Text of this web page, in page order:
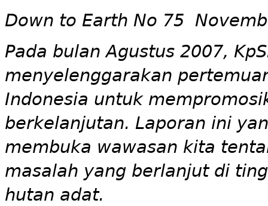
Down to Earth No 75
Pada bulan Agustus 2007,
menyelenggarakan
Indonesia untuk
berkelanjutan. Laporan ini
membuka wawasan kita
masalah yang berlanjut di
hutan adat.